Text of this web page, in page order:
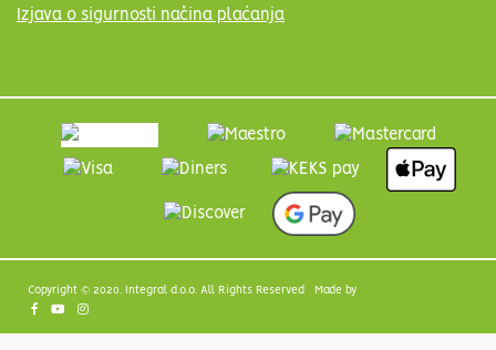
Izjava o sigurnosti načina plaćanja
Copyright © 2020. Integral d.o.o. All Rights Reserved Made by